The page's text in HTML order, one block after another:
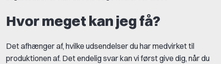
Hvor meget kan jeg få?
Det afhænger af, hvilke udsendelser du har medvirket til
produktionen af. Det endelig svar kan vi først give dig, når du